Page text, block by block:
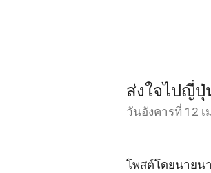
ส่งใจไปญี่ปุ่
วันอังคารที่ 12
โพสต์โดยนายน